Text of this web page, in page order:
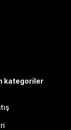
kategoriler